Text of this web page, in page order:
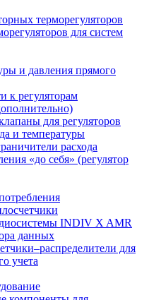
терморегуляторов
для систем
и давления прямого
к регуляторам
для регуляторов
и температуры
расхода
«до себя» (регулятор
INDIV X AMR
данных
для
учета